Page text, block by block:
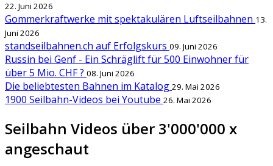
22. Juni 2026
Gommerkraftwerke mit spektakulären Luftseilbahnen 13.
Juni 2026
standseilbahnen.ch auf Erfolgskurs 09. Juni 2026
Russin bei Genf - Ein Schräglift für 500 Einwohner für
über 5 Mio. CHF ? 08. Juni 2026
Die beliebtesten Bahnen im Katalog 29. Mai 2026
1900 Seilbahn-Videos bei Youtube 26. Mai 2026
Seilbahn Videos über 3'000'000 x
angeschaut